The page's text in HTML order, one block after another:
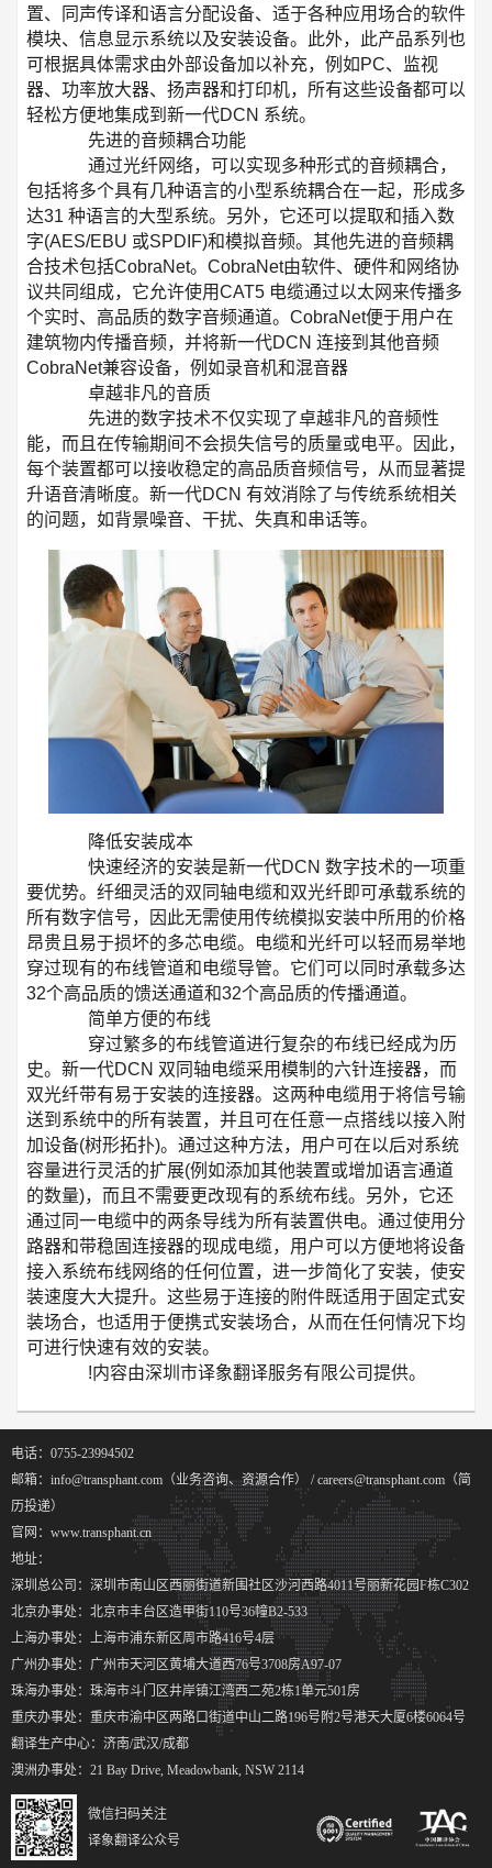
置、同声传译和语言分配设备、适于各种应用场合的软件
模块、信息显示系统以及安装设备。此外，此产品系列也
可根据具体需求由外部设备加以补充，例如PC、监视
器、功率放大器、扬声器和打印机，所有这些设备都可以
轻松方便地集成到新一代DCN 系统。
先进的音频耦合功能
通过光纤网络，可以实现多种形式的音频耦合，
包括将多个具有几种语言的小型系统耦合在一起，形成多
达31 种语言的大型系统。另外，它还可以提取和插入数
字(AES/EBU 或SPDIF)和模拟音频。其他先进的音频耦
合技术包括CobraNet。CobraNet由软件、硬件和网络协
议共同组成，它允许使用CAT5 电缆通过以太网来传播多
个实时、高品质的数字音频通道。CobraNet便于用户在
建筑物内传播音频，并将新一代DCN 连接到其他音频
CobraNet兼容设备，例如录音机和混音器
卓越非凡的音质
先进的数字技术不仅实现了卓越非凡的音频性
能，而且在传输期间不会损失信号的质量或电平。因此，
每个装置都可以接收稳定的高品质音频信号，从而显著提
升语音清晰度。新一代DCN 有效消除了与传统系统相关
的问题，如背景噪音、干扰、失真和串话等。
降低安装成本
快速经济的安装是新一代DCN 数字技术的一项重
要优势。纤细灵活的双同轴电缆和双光纤即可承载系统的
所有数字信号，因此无需使用传统模拟安装中所用的价格
昂贵且易于损坏的多芯电缆。电缆和光纤可以轻而易举地
穿过现有的布线管道和电缆导管。它们可以同时承载多达
32个高品质的馈送通道和32个高品质的传播通道。
简单方便的布线
穿过繁多的布线管道进行复杂的布线已经成为历
史。新一代DCN 双同轴电缆采用模制的六针连接器，而
双光纤带有易于安装的连接器。这两种电缆用于将信号输
送到系统中的所有装置，并且可在任意一点搭线以接入附
加设备(树形拓扑)。通过这种方法，用户可在以后对系统
容量进行灵活的扩展(例如添加其他装置或增加语言通道
的数量)，而且不需要更改现有的系统布线。另外，它还
通过同一电缆中的两条导线为所有装置供电。通过使用分
路器和带稳固连接器的现成电缆，用户可以方便地将设备
接入系统布线网络的任何位置，进一步简化了安装，使安
装速度大大提升。这些易于连接的附件既适用于固定式安
装场合，也适用于便携式安装场合，从而在任何情况下均
可进行快速有效的安装。
!内容由深圳市译象翻译服务有限公司提供。
电话：0755-23994502
邮箱：info@transphant.com（业务咨询、资源合作） / careers@transphant.com（简
历投递）
官网：www.transphant.cn
地址：
深圳总公司：深圳市南山区西丽街道新围社区沙河西路4011号丽新花园F栋C302
北京办事处：北京市丰台区造甲街110号36幢B2-533
上海办事处：上海市浦东新区周市路416号4层
广州办事处：广州市天河区黄埔大道西76号3708房A97-07
珠海办事处：珠海市斗门区井岸镇江湾西二苑2栋1单元501房
重庆办事处：重庆市渝中区两路口街道中山二路196号附2号港天大厦6楼6064号
翻译生产中心：济南/武汉/成都
澳洲办事处：21 Bay Drive, Meadowbank, NSW 2114
微信扫码关注
译象翻译公众号